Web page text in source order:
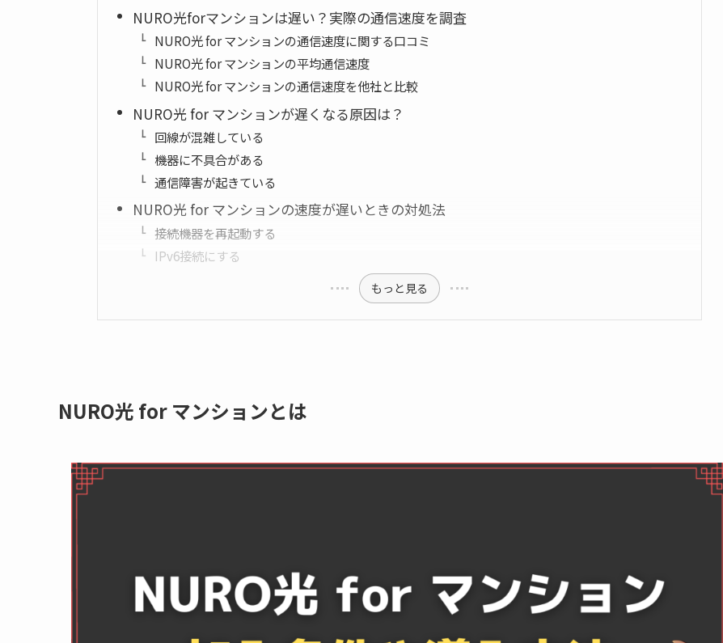
NURO光forマンションは遅い？実際の通信速度を調査
NURO光 for マンションの通信速度に関する口コミ
NURO光 for マンションの平均通信速度
NURO光 for マンションの通信速度を他社と比較
NURO光 for マンションが遅くなる原因は？
回線が混雑している
機器に不具合がある
通信障害が起きている
NURO光 for マンションの速度が遅いときの対処法
接続機器を再起動する
IPv6接続にする
もっと見る
NURO光 for マンションとは